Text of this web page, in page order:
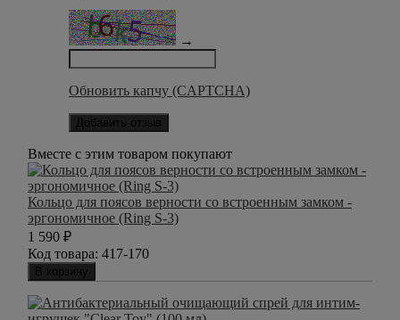
→
Обновить капчу (CAPTCHA)
Добавить отзыв
Вместе с этим товаром покупают
Кольцо для поясов верности со встроенным замком -
эргономичное (Ring S-3)
1 590 ₽
Код товара: 417-170
В корзину